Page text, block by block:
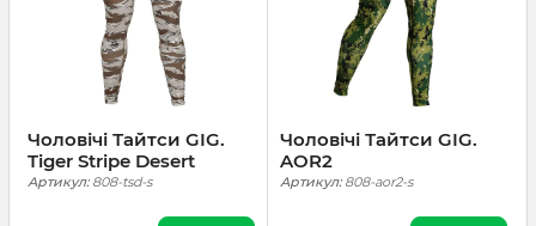
Чоловічі Тайтси GIG.
Tiger Stripe Desert
Артикул:808-tsd-s
Чоловічі Тайтси GIG.
AOR2
Артикул:808-aor2-s